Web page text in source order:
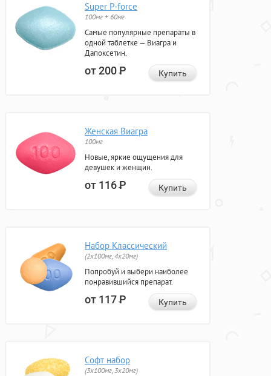
Super P-force
100мг + 60мг
Самые популярные препараты в
одной таблетке — Виагра и
Дапоксетин.
от 200Р Купить
Женская Виагра
100мг
Новые, яркие ощущения для
девушек и женщин.
от 116Р Купить
Набор Классический
(2x100мг, 4x20мг)
Попробуй и выбери наиболее
понравившийся препарат.
от 117Р Купить
Софт набор
(3x100мг, 3x20мг)